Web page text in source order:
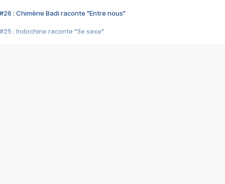
#26 : Chimène Badi raconte "Entre nous"
#25 : Indochine raconte "3e sexe"